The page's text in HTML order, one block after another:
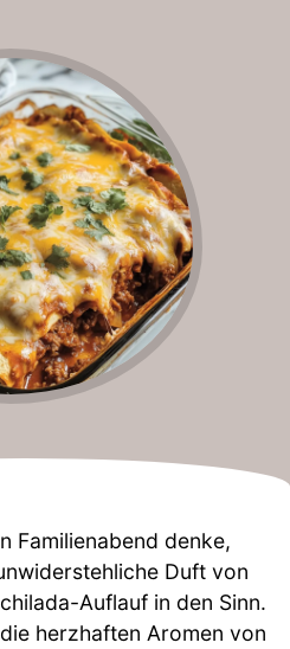
Familienabend denke,
Duft von
Auflauf in den Sinn.
herzhaften Aromen von